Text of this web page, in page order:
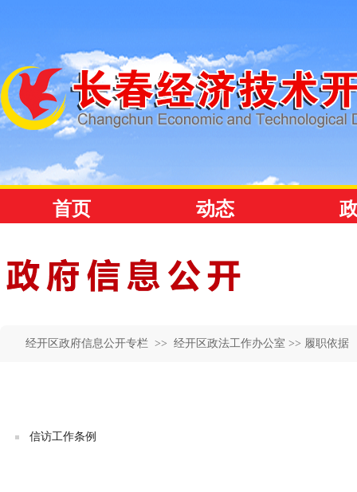
经开区政府信息公开专栏 >> 经开区政法工作办公室 >> 履职依据
信访工作条例